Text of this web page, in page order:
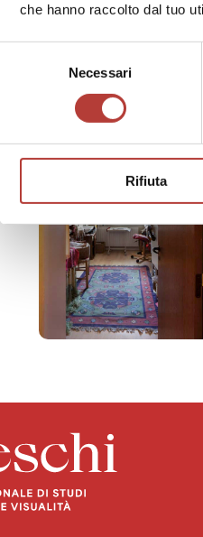
che hanno raccolto dal tuo
Necessari
Rifiuta